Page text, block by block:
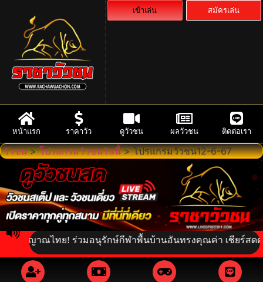
เข้าเล่น สมัครเล่น
หน้าแรก ราคาวัว ดูวัวชน ผลวัวชน ติดต่อเรา
วัวชน>โปรแกรมวัวชนวันนี้>โปรแกรมวัวชน12-6-67
ญาณไทย! ร่วมอนุรักษ์กีฬาพื้นบ้านอันทรงคุณค่า เชียร์สดความ